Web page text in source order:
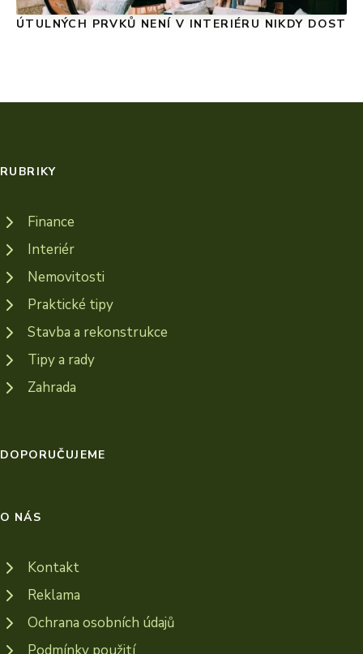
ÚTULNÝCH PRVKŮ NENÍ V INTERIÉRU NIKDY DOST
RUBRIKY
Finance
Interiér
Nemovitosti
Praktické tipy
Stavba a rekonstrukce
Tipy a rady
Zahrada
DOPORUČUJEME
O NÁS
Kontakt
Reklama
Ochrana osobních údajů